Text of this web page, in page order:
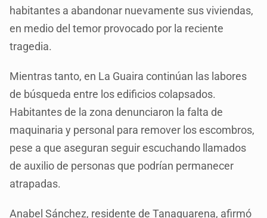
habitantes a abandonar nuevamente sus viviendas,
en medio del temor provocado por la reciente
tragedia.
Mientras tanto, en La Guaira continúan las labores
de búsqueda entre los edificios colapsados.
Habitantes de la zona denunciaron la falta de
maquinaria y personal para remover los escombros,
pese a que aseguran seguir escuchando llamados
de auxilio de personas que podrían permanecer
atrapadas.
Anabel Sánchez, residente de Tanaguarena, afirmó